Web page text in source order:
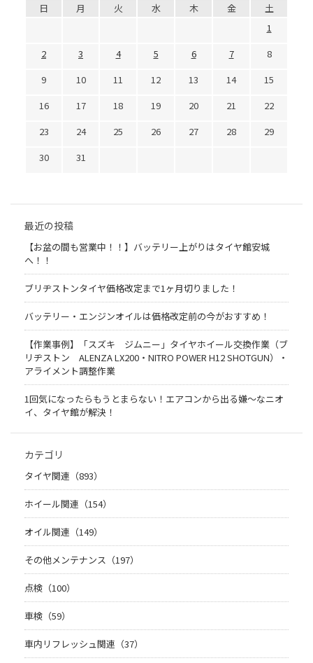
日 月 火 水 木 金
土
1
2
3 4 5 6 7
8
9
10 11 12 13 14
15
16
17 18 19 20 21
22
23
24 25 26 27 28
29
30
31
最近の投稿
【お盆の間も営業中！！】バッテリー上がりはタイヤ館安城
へ！！
ブリヂストンタイヤ価格改定まで1ヶ月切りました！
バッテリー・エンジンオイルは価格改定前の今がおすすめ！
【作業事例】「スズキ ジムニー」タイヤホイール交換作業（ブ
リヂストン ALENZA LX200・NITRO POWER H12 SHOTGUN）・
アライメント調整作業
1回気になったらもうとまらない！エアコンから出る嫌〜なニオ
イ、タイヤ館が解決！
カテゴリ
タイヤ関連（893）
ホイール関連（154）
オイル関連（149）
その他メンテナンス（197）
点検（100）
車検（59）
車内リフレッシュ関連（37）